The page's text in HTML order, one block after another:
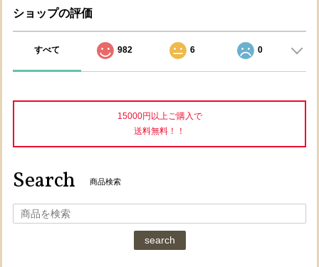
ショップの評価
すべて 982 6 0
15000円以上ご購入で
送料無料！！
Search 商品検索
search